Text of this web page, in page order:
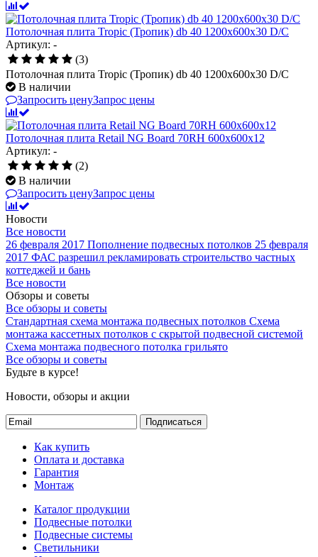
Потолочная плита Tropic (Тропик) db 40 1200x600x30 D/С
Артикул: -
(3)
Потолочная плита Tropic (Тропик) db 40 1200x600x30 D/С
В наличии
Запросить ценуЗапрос цены
Потолочная плита Retail NG Board 70RH 600x600x12
Артикул: -
(2)
В наличии
Запросить ценуЗапрос цены
Новости
Все новости
26 февраля 2017 Пополнение подвесных потолков 25 февраля
2017 ФАС разрешил рекламировать строительство частных
коттеджей и бань
Все новости
Обзоры и советы
Все обзоры и советы
Стандартная схема монтажа подвесных потолков Схема
монтажа кассетных потолков с скрытой подвесной системой
Схема монтажа подвесного потолка грильято
Все обзоры и советы
Будьте в курсе!
Новости, обзоры и акции
Подписаться
Как купить
Оплата и доставка
Гарантия
Монтаж
Каталог продукции
Подвесные потолки
Подвесные системы
Светильники